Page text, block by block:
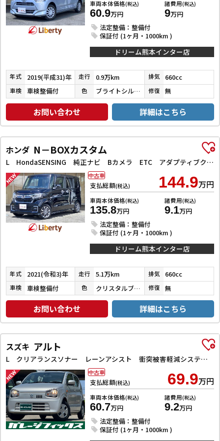
車両本体価格(税込)
60.9万円
諸費用(税込)
9万円
法定整備：整備付
保証付 (1ヶ月・1000km )
ドリーム熊本インター店
年式 2019(平成31)年 走行 0.9万km 排気 660cc
車検 車検整備付 色 ブライトシルバーメタリック 修復 無
お問い合わせ 詳細はこちら
ホンダ N－BOXカスタム
L HondaSENSING 純正ナビ Bカメラ ETC アダプティブクルーズコントロール 左パワースライドドア 前席シートヒーター LEDヘッドライト フォグライト スマートキー プッシュスタート
支払総額(税込) 144.9万円
車両本体価格(税込)
135.8万円
諸費用(税込)
9.1万円
法定整備：整備付
保証付 (1ヶ月・1000km )
中古車
ドリーム熊本インター店
年式 2021(令和3)年 走行 5.1万km 排気 660cc
車検 車検整備付 色 クリスタルブラックパール 修復 無
お問い合わせ 詳細はこちら
スズキ アルト
L クリアランスソナー レーンアシスト 衝突被害軽減システム オートライト キーレスエントリー アイドリングストップ 電動格納ミラー シートヒーター CVT 盗難防止システム ABS ESC CD
支払総額(税込) 69.9万円
車両本体価格(税込)
60.7万円
諸費用(税込)
9.2万円
法定整備：整備付
保証付 (1ヶ月・1000km )
中古車